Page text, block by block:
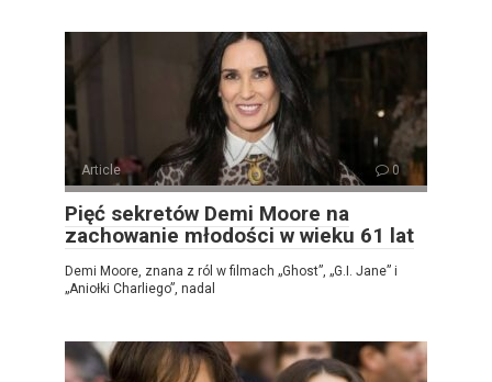
Article 0
Pięć sekretów Demi Moore na
zachowanie młodości w wieku 61 lat
Demi Moore, znana z ról w filmach „Ghost”, „G.I. Jane” i
„Aniołki Charliego”, nadal